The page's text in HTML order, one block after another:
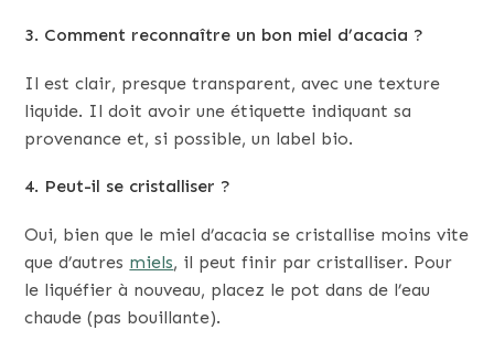
3. Comment reconnaître un bon miel d’acacia ?
Il est clair, presque transparent, avec une texture
liquide. Il doit avoir une étiquette indiquant sa
provenance et, si possible, un label bio.
4. Peut-il se cristalliser ?
Oui, bien que le miel d’acacia se cristallise moins vite
que d’autres miels, il peut finir par cristalliser. Pour
le liquéfier à nouveau, placez le pot dans de l’eau
chaude (pas bouillante).